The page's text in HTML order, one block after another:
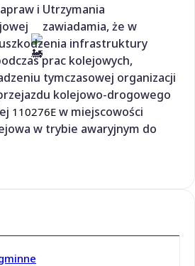
i Utrzymania
zawiadamia, że w
infrastruktury
prac kolejowych,
tymczasowej organizacji
kolejowo-drogowego
110276E w miejscowości
w trybie awaryjnym do